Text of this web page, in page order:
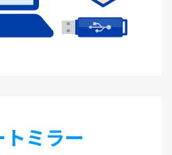
トミラー